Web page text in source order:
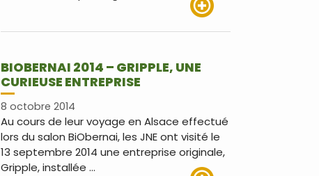
BIOBERNAI 2014 – GRIPPLE, UNE
CURIEUSE ENTREPRISE
8 octobre 2014
Au cours de leur voyage en Alsace effectué
lors du salon BiObernai, les JNE ont visité le
13 septembre 2014 une entreprise originale,
Gripple, installée …